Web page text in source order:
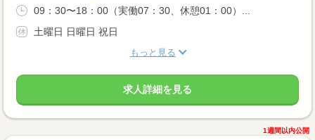
09：30〜18：00（実働07：30、休憩01：00）...
土曜日 日曜日 祝日
もっと見る
求人詳細を見る
1週間以内公開